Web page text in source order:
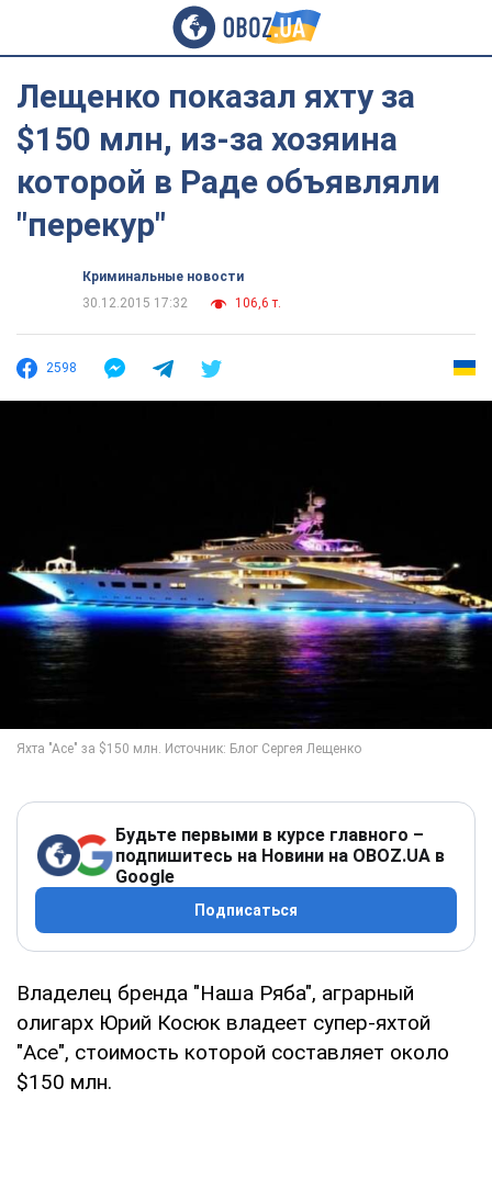
Лещенко показал яхту за
$150 млн, из-за хозяина
которой в Раде объявляли
"перекур"
Криминальные новости
30.12.2015 17:32
106,6 т.
2598
Будьте первыми в курсе главного –
подпишитесь на Новини на OBOZ.UA в
Google
Подписаться
Владелец бренда "Наша Ряба", аграрный
олигарх Юрий Косюк владеет супер-яхтой
"Ace", стоимость которой составляет около
$150 млн.